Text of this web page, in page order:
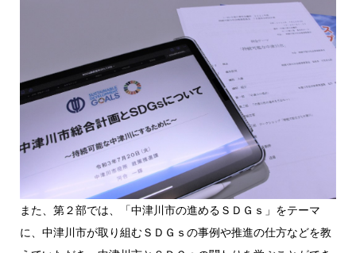
また、第２部では、「中津川市の進めるＳＤＧｓ」をテーマ
に、中津川市が取り組むＳＤＧｓの事例や推進の仕方などを教